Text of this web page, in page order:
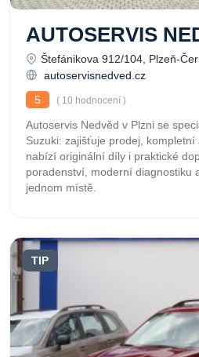
AUTOSERVIS
Štefánikova 912/104, Plzeň-
autoservisnedved.cz
5
( 10 hodnocení )
Autoservis Nedvěd v Plzni se
Suzuki: zajišťuje prodej,
nabízí originální díly i praktické
poradenství, moderní diagnostiku
jednom místě.
TIP